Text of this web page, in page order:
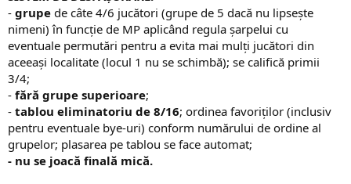
- grupe de câte 4/6 jucători (grupe de 5 dacă nu lipsește
nimeni) în funcție de MP aplicând regula șarpelui cu
eventuale permutări pentru a evita mai mulți jucători din
aceeași localitate (locul 1 nu se schimbă); se califică primii
3/4;
- fără grupe superioare;
- tablou eliminatoriu de 8/16; ordinea favoriților (inclusiv
pentru eventuale bye-uri) conform numărului de ordine al
grupelor; plasarea pe tablou se face automat;
- nu se joacă finală mică.